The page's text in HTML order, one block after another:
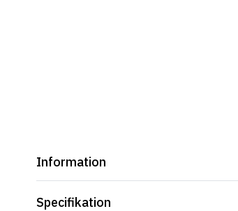
Information
Specifikation